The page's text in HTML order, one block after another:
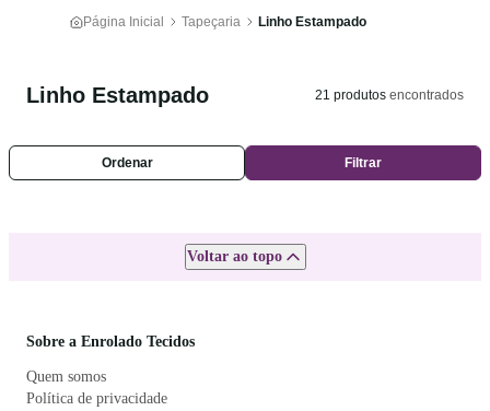
Página Inicial Tapeçaria Linho Estampado
Linho Estampado 21 produtos encontrados
Ordenar Filtrar
Voltar ao topo
Sobre a Enrolado Tecidos
Quem somos
Política de privacidade